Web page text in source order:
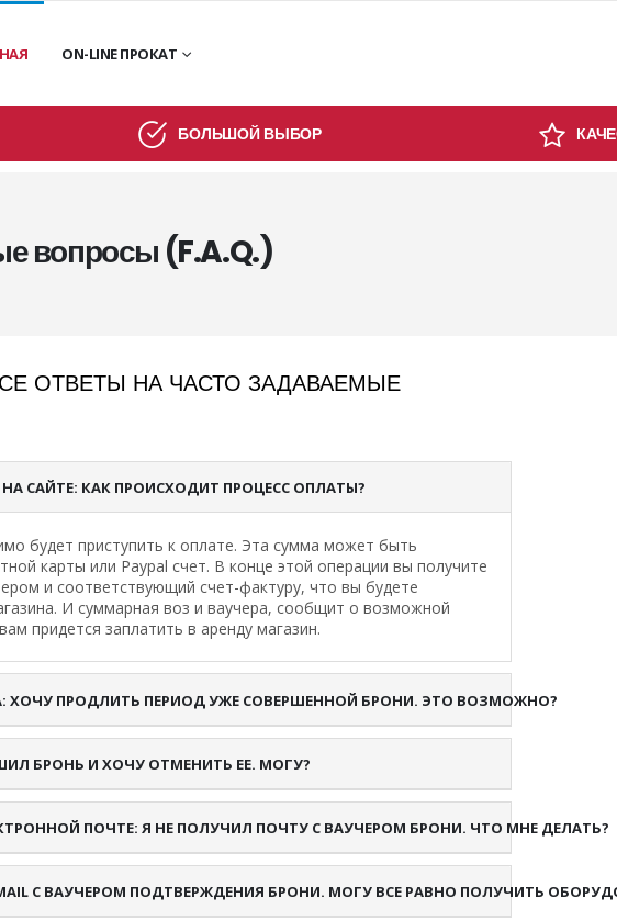
ON-LINE ПРОКАТ
БОЛЬШОЙ ВЫБОР
вопросы (F.A.Q.)
ОТВЕТЫ НА ЧАСТО ЗАДАВАЕМЫЕ
САЙТЕ: КАК ПРОИСХОДИТ ПРОЦЕСС ОПЛАТЫ?
будет приступить к оплате. Эта сумма может быть
карты или Paypal счет. В конце этой операции вы получите
и соответствующий счет-фактуру, что вы будете
И суммарная воз и ваучера, сообщит о возможной
придется заплатить в аренду магазин.
ХОЧУ ПРОДЛИТЬ ПЕРИОД УЖЕ СОВЕРШЕННОЙ БРОНИ. ЭТО ВОЗМОЖНО?
БРОНЬ И ХОЧУ ОТМЕНИТЬ ЕЕ. МОГУ?
ПОЧТЕ: Я НЕ ПОЛУЧИЛ ПОЧТУ С ВАУЧЕРОМ БРОНИ. ЧТО МНЕ ДЕЛАТЬ?
С ВАУЧЕРОМ ПОДТВЕРЖДЕНИЯ БРОНИ. МОГУ ВСЕ РАВНО ПОЛУЧИТЬ